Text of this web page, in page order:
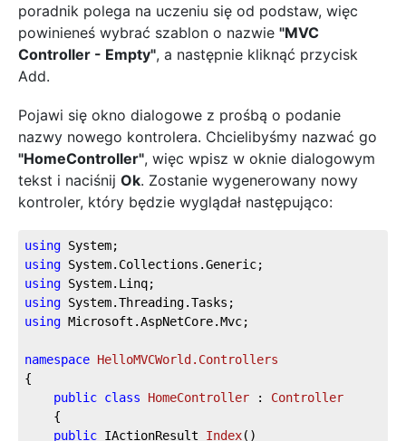
poradnik polega na uczeniu się od podstaw, więc
powinieneś wybrać szablon o nazwie "MVC
Controller - Empty", a następnie kliknąć przycisk
Add.
Pojawi się okno dialogowe z prośbą o podanie
nazwy nowego kontrolera. Chcielibyśmy nazwać go
"HomeController", więc wpisz w oknie dialogowym
tekst i naciśnij Ok. Zostanie wygenerowany nowy
kontroler, który będzie wyglądał następująco:
using System;
using System.Collections.Generic;
using System.Linq;
using System.Threading.Tasks;
using Microsoft.AspNetCore.Mvc;
namespace HelloMVCWorld.Controllers
{
public class HomeController : Controller
{
public IActionResult Index( )